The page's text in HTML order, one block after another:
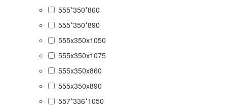
555*350*860
555*350*890
555x350x1050
555x350x1075
555x350x860
555x350x890
557*336*1050